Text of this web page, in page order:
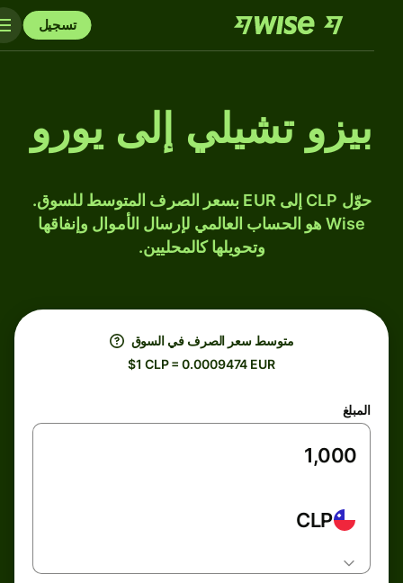
تسجيل
بيزو تشيلي إلى يورو
حوّل CLP إلى EUR بسعر الصرف المتوسط للسوق.
Wise هو الحساب العالمي لإرسال الأموال وإنفاقها
وتحويلها كالمحليين.
متوسط ​​سعر الصرف في السوق
$1 CLP = 0.0009474 EUR
المبلغ
CLP